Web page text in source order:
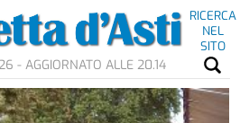
RICERCA
NEL
SITO
- AGGIORNATO ALLE 20.14